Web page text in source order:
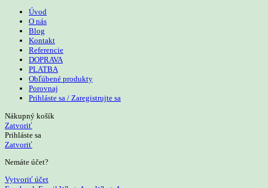
Úvod
O nás
Blog
Kontakt
Referencie
DOPRAVA
PLATBA
Obľúbené produkty
Porovnaj
Prihláste sa / Zaregistrujte sa
Nákupný košík
Zatvoriť
Prihláste sa
Zatvoriť
Nemáte účet?
Vytvoriť účet